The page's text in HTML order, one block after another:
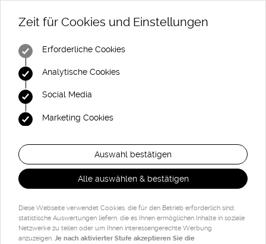
Zeit für Cookies und Einstellungen
Erforderliche Cookies
Analytische Cookies
Social Media
Marketing Cookies
Auswahl bestätigen
Alle auswählen & bestätigen
Diese Webseite verwendet Cookies, die für den Betrieb erforderlich sind,
statistische Auswertungen liefern, die es Ihnen ermöglichen Inhalte in soziale
Netzwerke zu teilen oder um Ihnen interessengerechte Werbung
anzuzeigen. Je nach aktivierter Stufe akzeptieren Sie die